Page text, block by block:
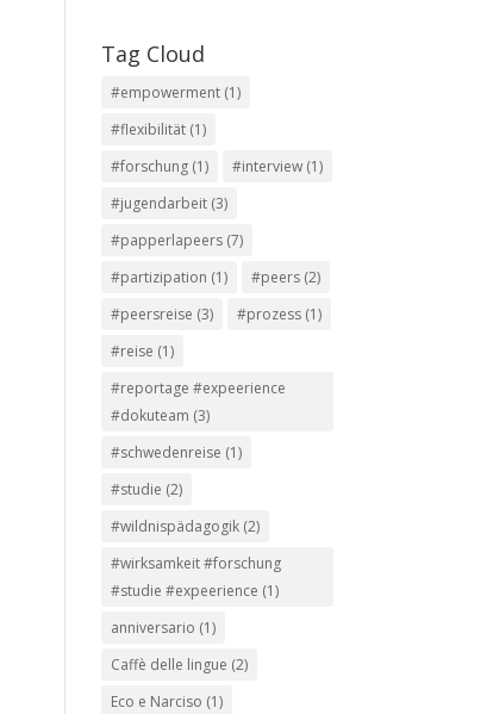
Tag Cloud
#empowerment (1)
#flexibilität (1)
#forschung (1) #interview (1)
#jugendarbeit (3)
#papperlapeers (7)
#partizipation (1) #peers (2)
#peersreise (3) #prozess (1)
#reise (1)
#reportage #expeerience
#dokuteam (3)
#schwedenreise (1)
#studie (2)
#wildnispädagogik (2)
#wirksamkeit #forschung
#studie #expeerience (1)
anniversario (1)
Caffè delle lingue (2)
Eco e Narciso (1)